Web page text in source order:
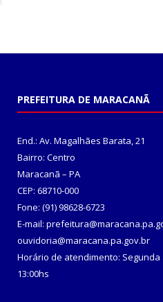
PREFEITURA DE MARACANÃ
End.: Av. Magalhães Barata, 21
Bairro: Centro
Maracanã – PA
CEP: 68710-000
Fone: (91) 98628-6723
E-mail:
ouvidoria@maracana.pa.gov.br
Horário de atendimento: Segunda
13:00hs